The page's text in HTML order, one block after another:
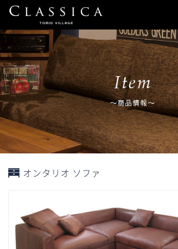
オンタリオ ソファ